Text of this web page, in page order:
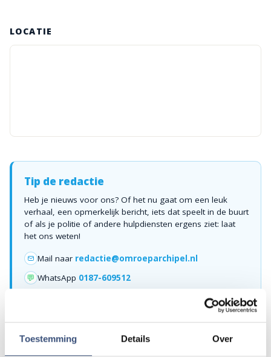
Toestemming Details Over
LOCATIE
Tip de redactie
Heb je nieuws voor ons? Of het nu gaat om een leuk
verhaal, een opmerkelijk bericht, iets dat speelt in de buurt
of als je politie of andere hulpdiensten ergens ziet: laat
het ons weten!
Mail naar redactie@omroeparchipel.nl
💬 WhatsApp 0187-609512
Foutje gezien of twijfel over een advertentie?